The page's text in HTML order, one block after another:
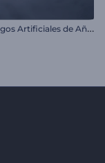
I
ntro - Fuegos Artificiales de Año Nuevo de Rendy